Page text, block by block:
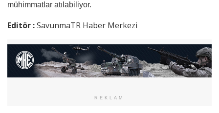
mühimmatlar atılabiliyor.
Editör :SavunmaTR Haber Merkezi
REKLAM